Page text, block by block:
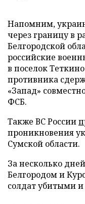
Напомним,
через границу в
Белгородской
российские
в поселок
противника
«Запад»
ФСБ.
Также ВС России
проникновения
Сумской области.
За несколько
Белгородом и
солдат убитыми